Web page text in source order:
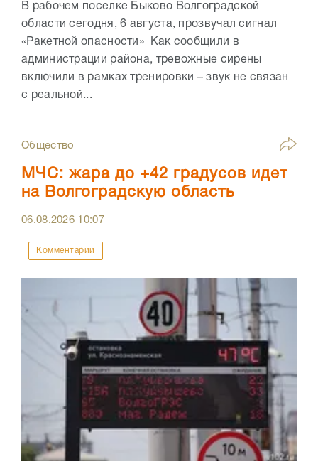
В рабочем поселке Быково Волгоградской
области сегодня, 6 августа, прозвучал сигнал
«Ракетной опасности» Как сообщили в
администрации района, тревожные сирены
включили в рамках тренировки – звук не связан
с реальной...
Общество
МЧС: жара до +42 градусов идет
на Волгоградскую область
06.08.2026 10:07
Комментарии